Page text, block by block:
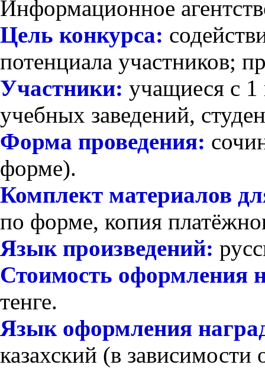
Информационное
Цель конкурса:
потенциала участников;
Участники: учащиеся с
учебных заведений,
Форма проведения:
форме).
Комплект материалов
по форме, копия
Язык произведений:
Стоимость оформления
тенге.
Язык оформления
казахский (в зависимости